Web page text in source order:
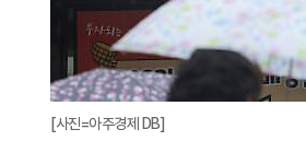
[사진=아주경제 DB]